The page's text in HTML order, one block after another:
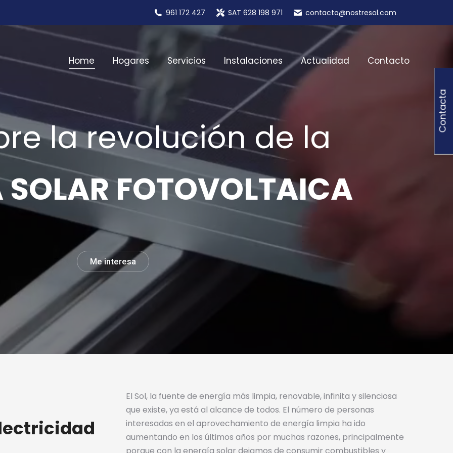
961 172 427 SAT 628 198 971 contacto@nostresol.com
Home Hogares Servicios Instalaciones Actualidad Contacto
la revolución de la
SOLAR FOTOVOLTAICA
Me interesa
El Sol, la fuente de energía más limpia, renovable, infinita y silenciosa
que existe, ya está al alcance de todos. El número de personas
interesadas en el aprovechamiento de energía limpia ha ido
aumentando en los últimos años por muchas razones, principalmente
Contacta